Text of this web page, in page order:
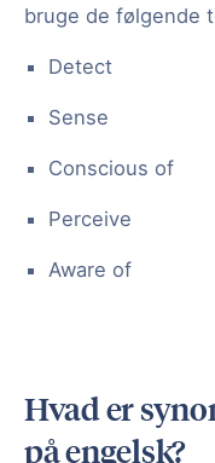
bruge de følgende
Detect
Sense
Conscious of
Perceive
Aware of
Hvad er
på engelsk?